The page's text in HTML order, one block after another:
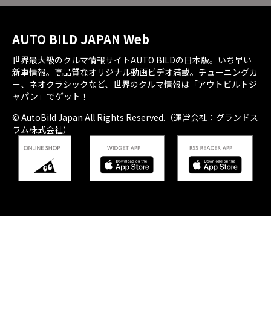
AUTO BILD JAPAN Web
世界最大級のクルマ情報サイトAUTO BILDの日本版。いち早い
新車情報。高品質なオリジナル動画ビデオ満載。チューニングカ
ー、ネオクラシックなど、世界のクルマ情報は「アウトビルトジ
ャパン」でゲット！
© AutoBild Japan All Rights Reserved.（運営会社：グランドス
ラム株式会社）